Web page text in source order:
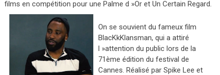
films en compétition pour une Palme d »Or et Un Certain Regard.
On se souvient du fameux film
BlacKkKlansman, qui a attiré
l »attention du public lors de la
71ème édition du festival de
Cannes. Réalisé par Spike Lee et